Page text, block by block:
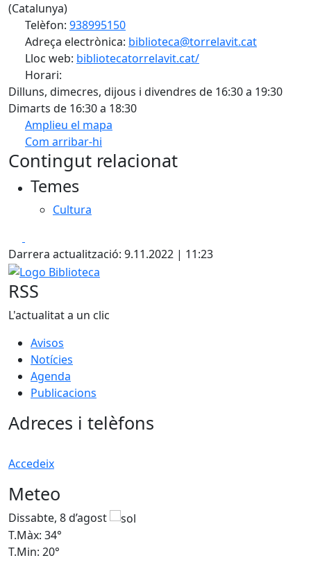
(Catalunya)
Telèfon: 938995150
Adreça electrònica: biblioteca@torrelavit.cat
Lloc web: bibliotecatorrelavit.cat/
Horari:
Dilluns, dimecres, dijous i divendres de 16:30 a 19:30
Dimarts de 16:30 a 18:30
Amplieu el mapa
Com arribar-hi
+
Contingut relacionat
Temes
Cultura
Darrera actualització: 9.11.2022 | 11:23
Logo Biblioteca
RSS
L'actualitat a un clic
Avisos
Notícies
Agenda
Publicacions
Adreces i telèfons
Accedeix
Meteo
Dissabte, 8 d’agost
T.Màx: 34°
T.Min: 20°